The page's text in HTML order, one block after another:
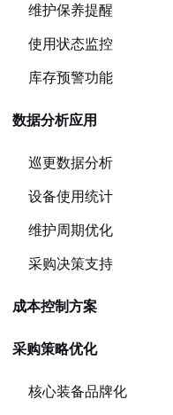
维护保养提醒
使用状态监控
库存预警功能
数据分析应用
巡更数据分析
设备使用统计
维护周期优化
采购决策支持
成本控制方案
采购策略优化
核心装备品牌化